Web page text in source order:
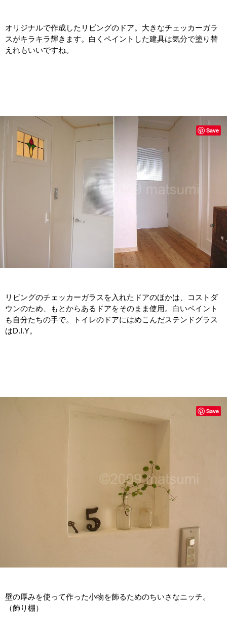
オリジナルで作成したリビングのドア。大きなチェッカーガラ
スがキラキラ輝きます。白くペイントした建具は気分で塗り替
えれもいいですね。
リビングのチェッカーガラスを入れたドアのほかは、コストダ
ウンのため、もとからあるドアをそのまま使用。白いペイント
も自分たちの手で。トイレのドアにはめこんだステンドグラス
はD.I.Y。
Save
壁の厚みを使って作った小物を飾るためのちいさなニッチ。
（飾り棚）
Save